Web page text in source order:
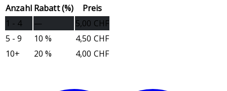
Räucherkugeln
5stk.
Menge
Anzahl Rabatt (%)
Preis
1 - 4
— 5,00 CHF
5 - 9
10 % 4,50 CHF
10+
20 % 4,00 CHF